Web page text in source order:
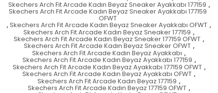
Skechers Arch Fit Arcade Kadın Beyaz Sneaker Ayakkabı 177159 ,
Skechers Arch Fit Arcade Kadın Beyaz Sneaker Ayakkabı 177159
OFWT
, Skechers Arch Fit Arcade Kadın Beyaz Sneaker Ayakkabı OFWT ,
Skechers Arch Fit Arcade Kadın Beyaz Sneaker 177159 ,
Skechers Arch Fit Arcade Kadın Beyaz Sneaker 177159 OFWT ,
Skechers Arch Fit Arcade Kadın Beyaz Sneaker OFWT ,
Skechers Arch Fit Arcade Kadın Beyaz Ayakkabı ,
Skechers Arch Fit Arcade Kadın Beyaz Ayakkabı 177159 ,
Skechers Arch Fit Arcade Kadın Beyaz Ayakkabı 177159 OFWT ,
Skechers Arch Fit Arcade Kadın Beyaz Ayakkabı OFWT ,
Skechers Arch Fit Arcade Kadın Beyaz 177159 ,
Skechers Arch Fit Arcade Kadın Beyaz 177159 OFWT ,